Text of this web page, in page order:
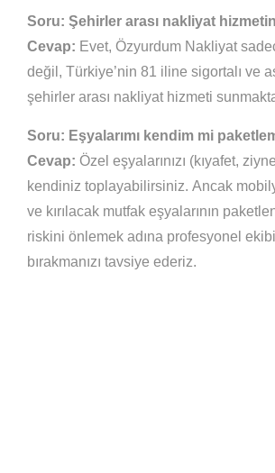
Soru: Şehirler arası nakliyat
Cevap: Evet, Özyurdum Nakliyat
değil, Türkiye’nin 81 iline sigortalı ve
şehirler arası nakliyat hizmeti
Soru: Eşyalarımı kendim mi
Cevap: Özel eşyalarınızı (kıyafet,
kendiniz toplayabilirsiniz. Ancak
ve kırılacak mutfak eşyalarının
riskini önlemek adına profesyonel
bırakmanızı tavsiye ederiz.